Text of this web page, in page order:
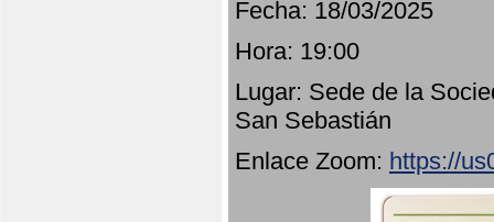
Fecha: 18/03/2025
Hora: 19:00
Lugar: Sede de la
San Sebastián
Enlace Zoom: https://